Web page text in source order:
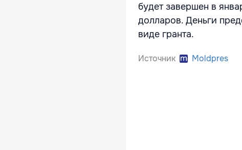
будет завершен в
долларов. Деньги
виде гранта.
Источник Moldpres